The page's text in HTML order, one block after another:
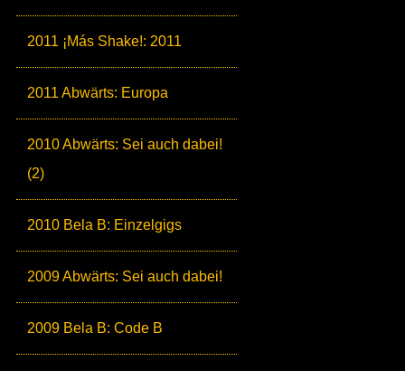
2011 ¡Más Shake!: 2011
2011 Abwärts: Europa
2010 Abwärts: Sei auch dabei!
(2)
2010 Bela B: Einzelgigs
2009 Abwärts: Sei auch dabei!
2009 Bela B: Code B